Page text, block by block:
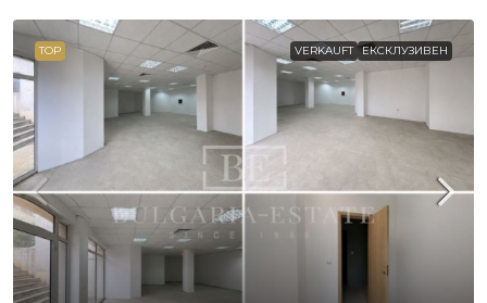
TOP VERKAUFT ЕКСКЛУЗИВЕН